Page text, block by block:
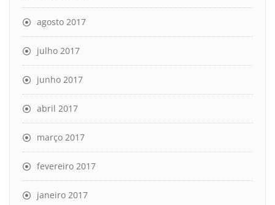
agosto 2017
julho 2017
junho 2017
abril 2017
março 2017
fevereiro 2017
janeiro 2017